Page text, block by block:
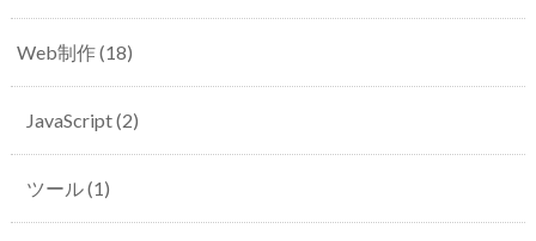
Web制作(18)
JavaScript(2)
ツール(1)